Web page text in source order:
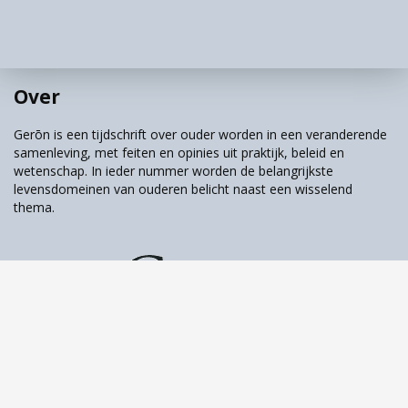
de woonsituatie,
kwaliteit en
betaalbaarheid
van de woning en
de woonzekerheid.
In vergelijking met
Over
Gerōn is een tijdschrift over ouder worden in een veranderende
samenleving, met feiten en opinies uit praktijk, beleid en
wetenschap. In ieder nummer worden de belangrijkste
levensdomeinen van ouderen belicht naast een wisselend
thema.